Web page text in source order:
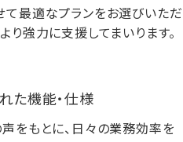
最適なプランをお選びいただ
り強力に支援してまいります。
た機能・仕様
をもとに、日々の業務効率を